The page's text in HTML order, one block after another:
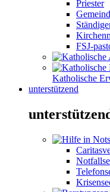
Priester
FSJ-
Katholische
unterstützend
unterstützend